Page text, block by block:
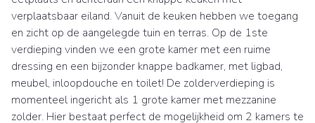
verplaatsbaar eiland. Vanuit de keuken hebben we toegang
en zicht op de aangelegde tuin en terras. Op de 1ste
verdieping vinden we een grote kamer met een ruime
dressing en een bijzonder knappe badkamer, met ligbad,
meubel, inloopdouche en toilet! De zolderverdieping is
momenteel ingericht als 1 grote kamer met mezzanine
zolder. Hier bestaat perfect de mogelijkheid om 2 kamers te